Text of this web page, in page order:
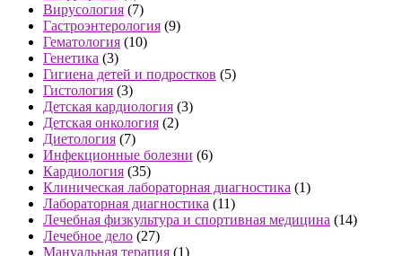
Вирусология (7)
Гастроэнтерология (9)
Гематология (10)
Генетика (3)
Гигиена детей и подростков (5)
Гистология (3)
Детская кардиология (3)
Детская онкология (2)
Диетология (7)
Инфекционные болезни (6)
Кардиология (35)
Клиническая лабораторная диагностика (1)
Лабораторная диагностика (11)
Лечебная физкультура и спортивная медицина (14)
Лечебное дело (27)
Мануальная терапия (1)